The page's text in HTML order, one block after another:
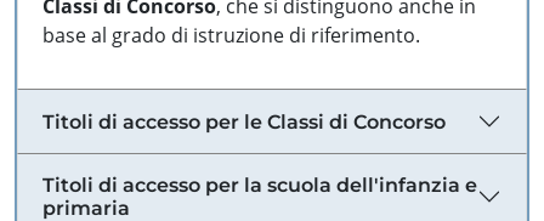
Classi di Concorso, che si distinguono anche in
base al grado di istruzione di riferimento.
Titoli di accesso per le Classi di Concorso
Titoli di accesso per la scuola dell'infanzia e
primaria